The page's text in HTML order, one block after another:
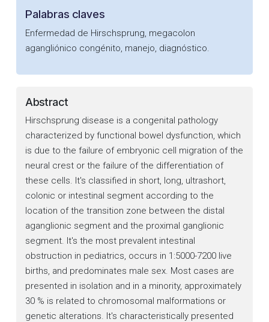
Palabras claves
Enfermedad de Hirschsprung, megacolon
agangliónico congénito, manejo, diagnóstico.
Abstract
Hirschsprung disease is a congenital pathology
characterized by functional bowel dysfunction, which
is due to the failure of embryonic cell migration of the
neural crest or the failure of the differentiation of
these cells. It's classified in short, long, ultrashort,
colonic or intestinal segment according to the
location of the transition zone between the distal
aganglionic segment and the proximal ganglionic
segment. It's the most prevalent intestinal
obstruction in pediatrics, occurs in 1:5000-7200 live
births, and predominates male sex. Most cases are
presented in isolation and in a minority, approximately
30 % is related to chromosomal malformations or
genetic alterations. It's characteristically presented